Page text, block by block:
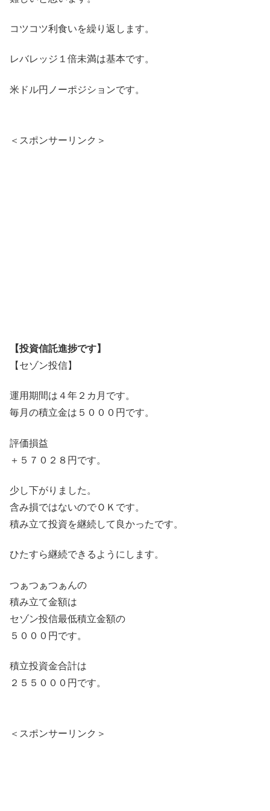
コツコツ利食いを繰り返します。
レバレッジ１倍未満は基本です。
米ドル円ノーポジションです。
＜スポンサーリンク＞
【投資信託進捗です】
【セゾン投信】
運用期間は４年２カ月です。
毎月の積立金は５０００円です。
評価損益
＋５７０２８円です。
少し下がりました。
含み損ではないのでＯＫです。
積み立て投資を継続して良かったです。
ひたすら継続できるようにします。
つぁつぁつぁんの
積み立て金額は
セゾン投信最低積立金額の
５０００円です。
積立投資金合計は
２５５０００円です。
＜スポンサーリンク＞